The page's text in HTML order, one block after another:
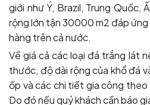
giới như Ý, Brazil, Trung Quốc,
rộng lớn tận 30000 m2 đáp
hàng trên cả nước.
Về giá cả các loại đá trắng lát
thước, độ dài rộng của khổ đá
ốp và các chi tiết gia công theo
Do đó nếu quý khách cần báo